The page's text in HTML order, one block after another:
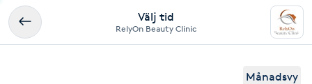
Välj tid
RelyOn Beauty Clinic
Månadsvy